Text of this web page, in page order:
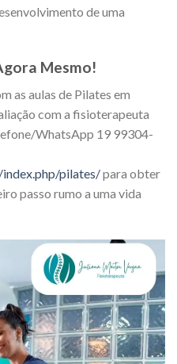
de uma
Mesmo!
as aulas de Pilates em
com a fisioterapeuta
WhatsApp 19 99304-
pilates/para obter
passo rumo a uma vida